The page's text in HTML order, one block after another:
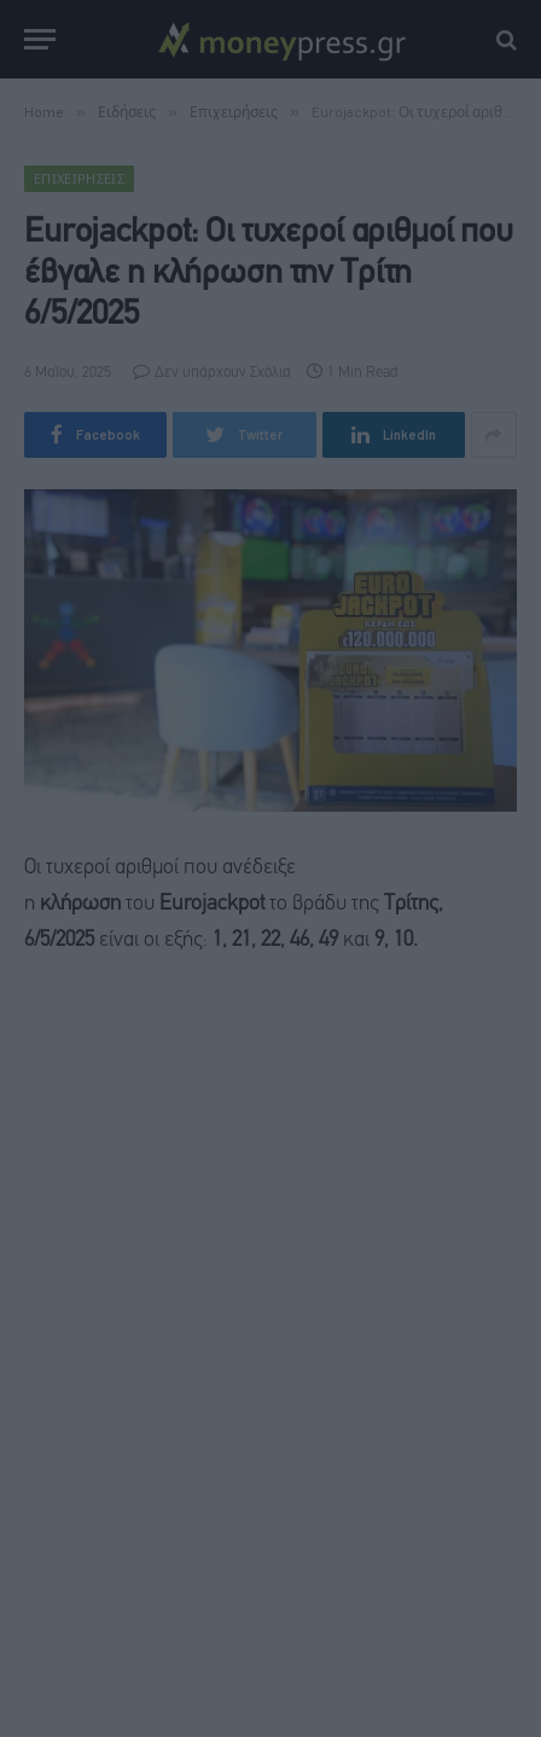
Home Ειδήσεις Επιχειρήσεις Eurojackpot: Οι τυχεροί αριθμοί που έβγαλε η κλήρωση την Τρίτη 6/5/2025
ΕΠΙΧΕΙΡΉΣΕΙΣ
Eurojackpot: Οι τυχεροί αριθμοί που
έβγαλε η κλήρωση την Τρίτη
6/5/2025
6 Μαΐου, 2025 Δεν υπάρχουν Σχόλια 1 Min Read
Facebook Twitter LinkedIn
Οι τυχεροί αριθμοί που ανέδειξε
η κλήρωση του Eurojackpotτο βράδυ της
Τρίτης,
6/5/2025 είναι οι εξής: 1, 21, 22, 46, 49 και 9, 10.